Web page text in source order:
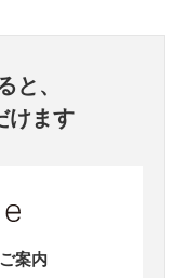
と、
けます
案内